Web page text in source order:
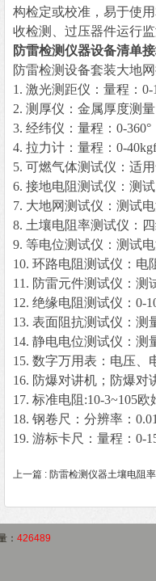
构检定或校准，易于使
收检测、过压器件运行
防雷检测仪器设备清单
防雷检测设备套装大地
1. 激光测距仪：量程：
2. 测厚仪：金属厚度测
3. 经纬仪：量程：0-
4. 拉力计：量程：0-
5. 可燃气体测试仪：适
6. 接地电阻测试仪：测
7. 大地网测试仪：测试
8. 土壤电阻率测试仪：
9. 等电位测试仪：测试
10. 环路电阻测试仪：
11. 防雷元件测试仪：
12. 绝缘电阻测试仪：0-
13. 表面阻抗测试仪：测
14. 静电电位测试仪：测
15. 数字万用表：电压
16. 防爆对讲机；防爆对
17. 标准电阻:10-3~105
18. 钢卷尺：分辨率：
19. 游标卡尺：量程：0-
上一篇 : 防雷检测仪器土壤电阻
： 426489